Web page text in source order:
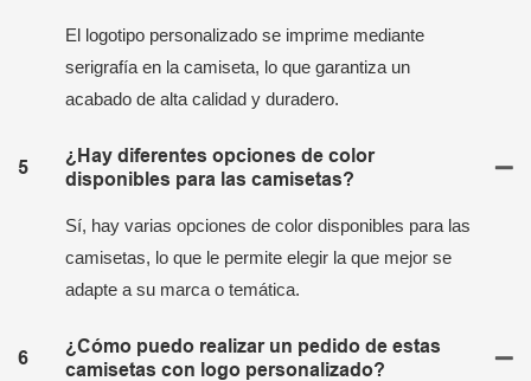
El logotipo personalizado se imprime mediante
serigrafía en la camiseta, lo que garantiza un
acabado de alta calidad y duradero.
5
¿Hay diferentes opciones de color
disponibles para las camisetas?
Sí, hay varias opciones de color disponibles para las
camisetas, lo que le permite elegir la que mejor se
adapte a su marca o temática.
6
¿Cómo puedo realizar un pedido de estas
camisetas con logo personalizado?